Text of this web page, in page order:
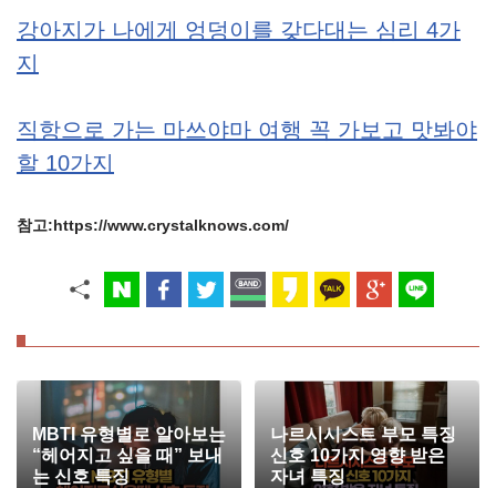
강아지가 나에게 엉덩이를 갖다대는 심리 4가
지
직항으로 가는 마쓰야마 여행 꼭 가보고 맛봐야
할 10가지
참고:https://www.crystalknows.com/
MBTI 유형별로 알아보는
“헤어지고 싶을 때” 보내
는 신호 특징
나르시시스트 부모 특징
신호 10가지 영향 받은
자녀 특징